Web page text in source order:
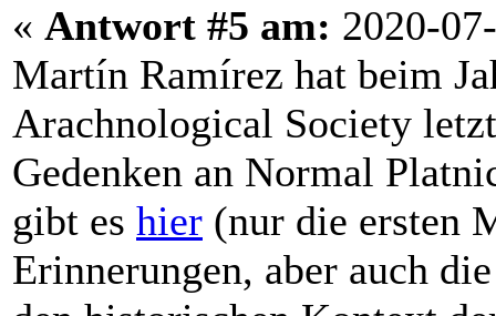
« Antwort #5 am: 2020-
Martín Ramírez hat beim
Arachnological Society
Gedenken an Normal
gibt es hier (nur die ersten
Erinnerungen, aber auch